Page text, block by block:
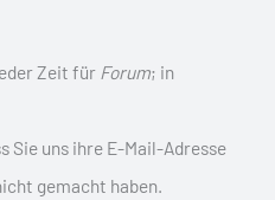
Zeit für Forum; in
Sie uns ihre E-Mail-Adresse
gemacht haben.